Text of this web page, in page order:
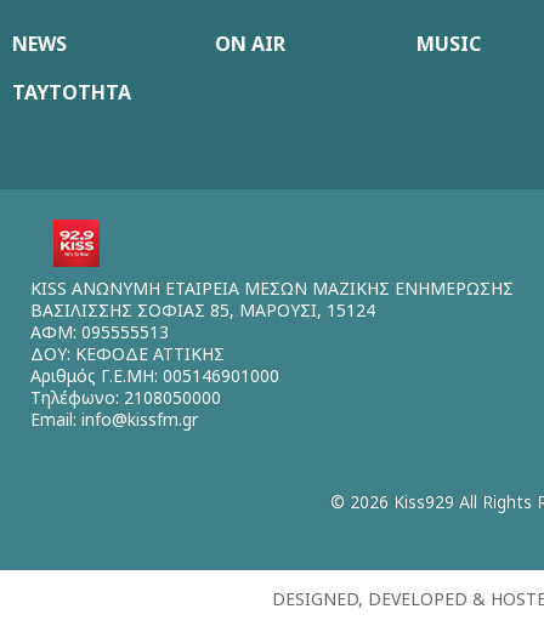
NEWS ON AIR
MUSIC
ΤΑΥΤΟΤΗΤΑ
KISS ΑΝΩΝΥΜΗ ΕΤΑΙΡΕΙΑ ΜΕΣΩΝ ΜΑΖΙΚΗΣ ΕΝΗΜΕΡΩΣΗΣ
ΒΑΣΙΛΙΣΣΗΣ ΣΟΦΙΑΣ 85, ΜΑΡΟΥΣΙ, 15124
ΑΦΜ: 095555513
ΔΟΥ: ΚΕΦΟΔΕ ΑΤΤΙΚΗΣ
Αριθμός Γ.Ε.ΜΗ: 005146901000
Τηλέφωνο: 2108050000
Email: info@kissfm.gr
© 2026 Kiss929 All Rights
DESIGNED, DEVELOPED &